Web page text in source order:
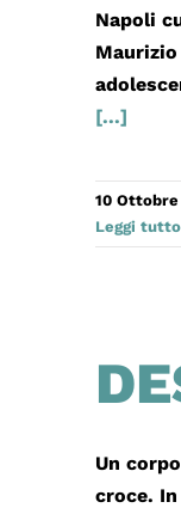
Napoli
[...]
10 Ottobre
Leggi tutto
Un
croce.